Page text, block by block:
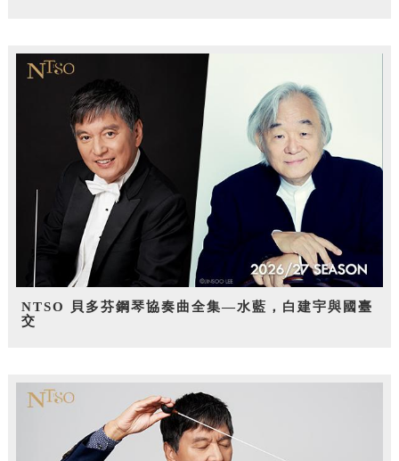
NTSO 貝多芬鋼琴協奏曲全集—水藍，白建宇與國臺
交